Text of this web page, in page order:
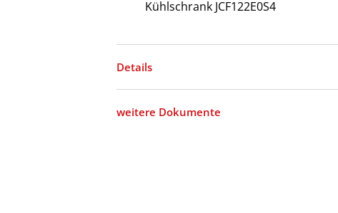
Kühlschrank JCF122E0S4
Details
weitere Dokumente